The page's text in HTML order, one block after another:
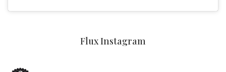
Flux Instagram